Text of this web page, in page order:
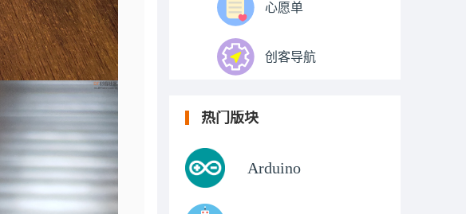
心愿单
创客导航
热门版块
Arduino